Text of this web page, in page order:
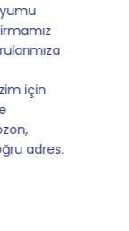
için
adres.